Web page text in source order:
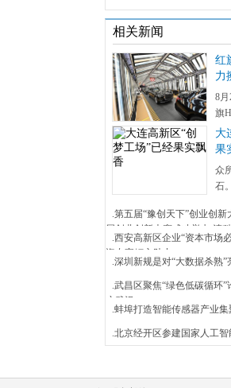
相关新闻
红
力
8
旗
大
果
众
石
.第五届“豫创天下”创业创
届创业创新大赛成功举办 清
.西安高新区企业“资本市场
资专家倾心助力
.深圳新规是对“大数据杀熟”
.武昌区聚焦“绿色低碳循环
户武汉
.蚌埠打造智能传感器产业集
.北京经开区参建国家人工智